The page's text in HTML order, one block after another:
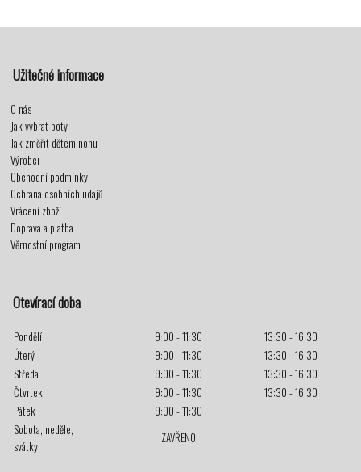
Užitečné informace
O nás
Jak vybrat boty
Jak změřit dětem nohu
Výrobci
Obchodní podmínky
Ochrana osobních údajů
Vrácení zboží
Doprava a platba
Věrnostní program
Otevírací doba
Pondělí 9:00 - 11:30
13:30 - 16:30
Úterý
9:00 - 11:30
13:30 - 16:30
Středa
9:00 - 11:30
13:30 - 16:30
Čtvrtek
9:00 - 11:30
13:30 - 16:30
Pátek
9:00 - 11:30
Sobota, neděle,
svátky
ZAVŘENO